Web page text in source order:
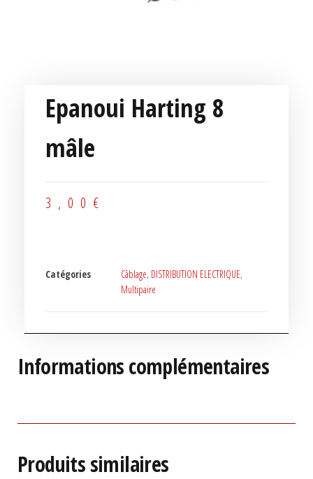
Epanoui Harting 8
mâle
3,00 €
Catégories Câblage, DISTRIBUTION ELECTRIQUE,
Multipaire
Informations complémentaires
Produits similaires